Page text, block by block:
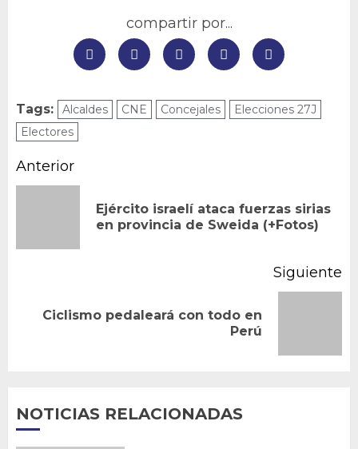
compartir por...
Tags: Alcaldes CNE Concejales
Elecciones 27J
Electores
Navegación
entradas
Anterior
Ejército israelí ataca fuerzas sirias
en provincia de Sweida (+Fotos)
Siguiente
Siguiente
Ciclismo pedaleará con todo en
Perú
NOTICIAS RELACIONADAS